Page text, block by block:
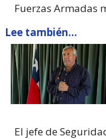
Fuerzas Armadas
Lee también...
El jefe de